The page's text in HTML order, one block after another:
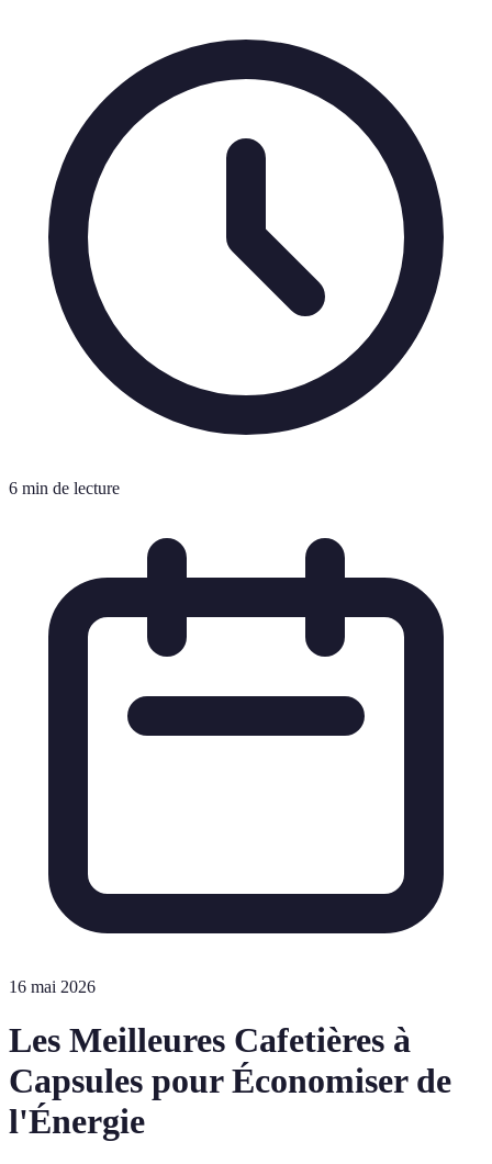
6 min de lecture
16 mai 2026
Les Meilleures Cafetières à
Capsules pour Économiser de
l'Énergie